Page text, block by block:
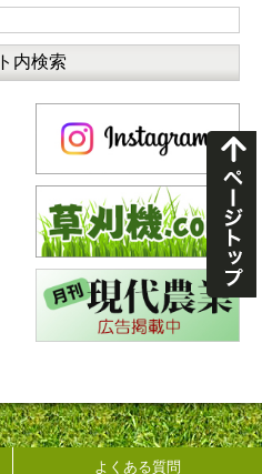
よくある質問